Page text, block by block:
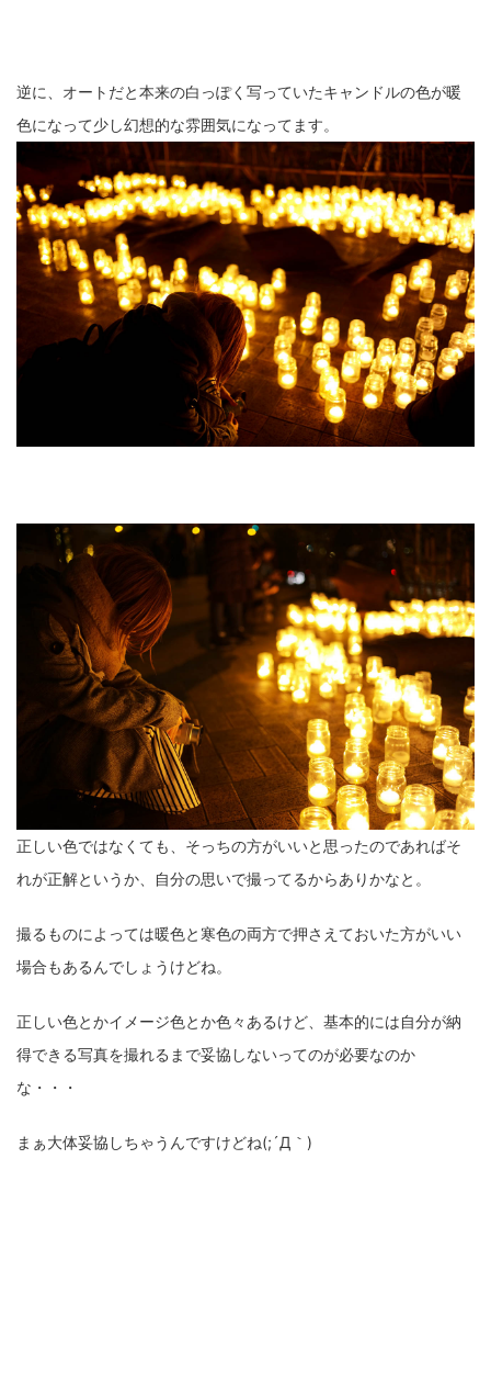
逆に、オートだと本来の白っぽく写っていたキャンドルの色が暖
色になって少し幻想的な雰囲気になってます。
正しい色ではなくても、そっちの方がいいと思ったのであればそ
れが正解というか、自分の思いで撮ってるからありかなと。
撮るものによっては暖色と寒色の両方で押さえておいた方がいい
場合もあるんでしょうけどね。
正しい色とかイメージ色とか色々あるけど、基本的には自分が納
得できる写真を撮れるまで妥協しないってのが必要なのか
な・・・
まぁ大体妥協しちゃうんですけどね(;´Д｀)